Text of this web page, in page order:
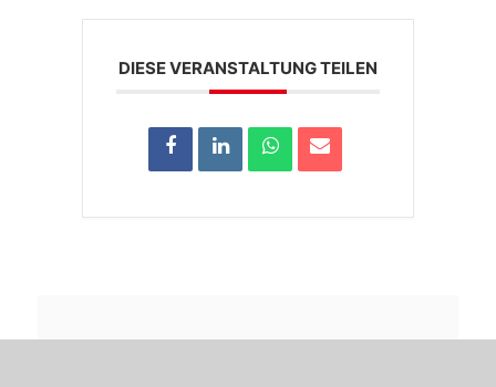
DIESE VERANSTALTUNG TEILEN